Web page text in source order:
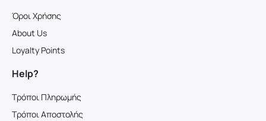
Όροι Χρήσης
About Us
Loyalty Points
Help?
Τρόποι Πληρωμής
Τρόποι Αποστολής